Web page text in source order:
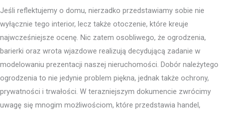
Jeśli reflektujemy o domu, nierzadko przedstawiamy sobie nie
wyłącznie tego interior, lecz także otoczenie, które kreuje
najwcześniejsze ocenę. Nic zatem osobliwego, że ogrodzenia,
barierki oraz wrota wjazdowe realizują decydującą zadanie w
modelowaniu prezentacji naszej nieruchomości. Dobór należytego
ogrodzenia to nie jedynie problem piękna, jednak także ochrony,
prywatności i trwałości. W terazniejszym dokumencie zwrócimy
uwagę się mnogim możliwościom, które przedstawia handel,